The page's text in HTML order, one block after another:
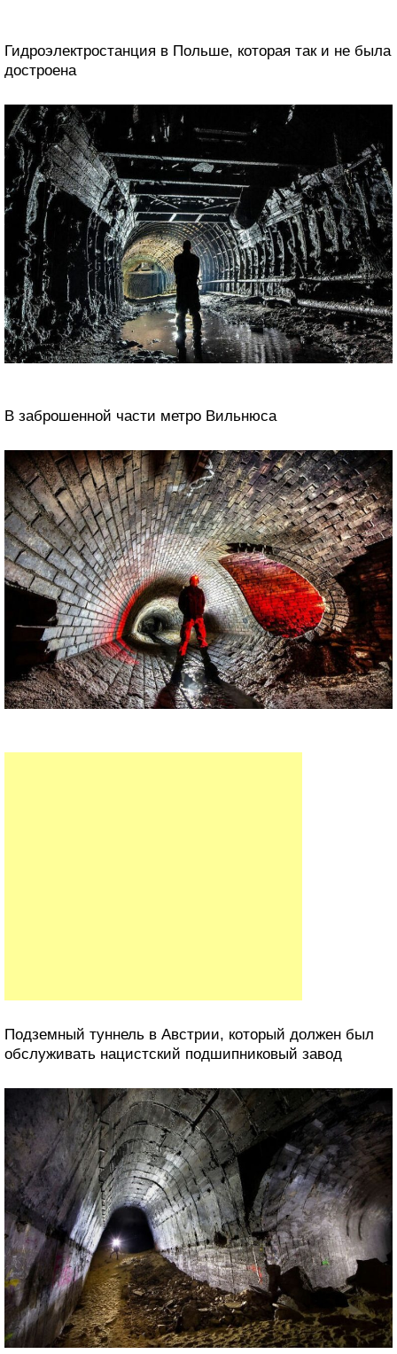
Гидроэлектростанция в Польше, которая так и не была
достроена
В заброшенной части метро Вильнюса
Подземный туннель в Австрии, который должен был
обслуживать нацистский подшипниковый завод